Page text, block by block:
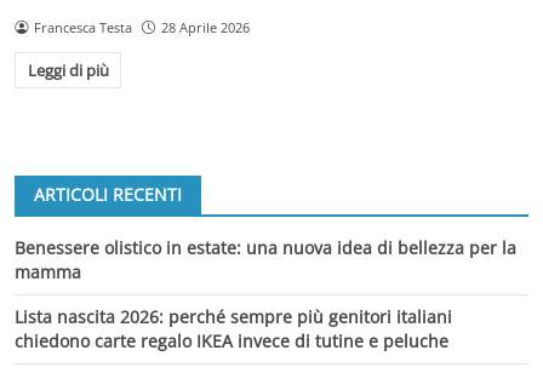
Francesca Testa 28 Aprile 2026
Leggi di più
ARTICOLI RECENTI
Benessere olistico in estate: una nuova idea di bellezza per la
mamma
Lista nascita 2026: perché sempre più genitori italiani
chiedono carte regalo IKEA invece di tutine e peluche